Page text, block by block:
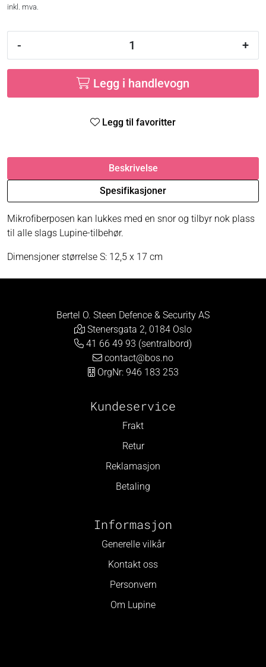
inkl. mva.
- +
Legg i handlevogn
Legg til favoritter
Beskrivelse
Spesifikasjoner
Mikrofiberposen kan lukkes med en snor og tilbyr nok plass
til alle slags Lupine-tilbehør.
Dimensjoner størrelse S: 12,5 x 17 cm
Bertel O. Steen Defence & Security AS
Stenersgata 2, 0184 Oslo
41 66 49 93 (sentralbord)
contact@bos.no
OrgNr: 946 183 253
Kundeservice
Frakt
Retur
Reklamasjon
Betaling
Informasjon
Generelle vilkår
Kontakt oss
Personvern
Om Lupine